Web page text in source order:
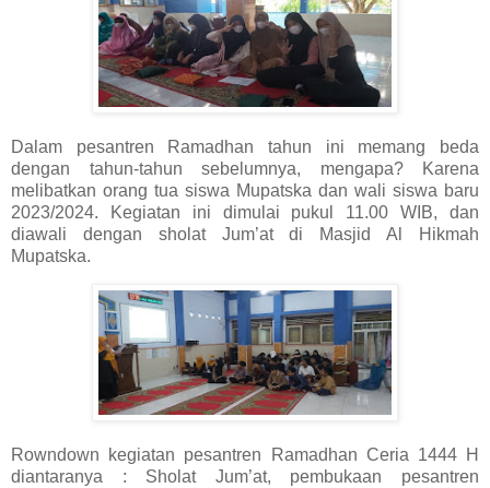
Dalam pesantren Ramadhan tahun ini memang beda
dengan tahun-tahun sebelumnya, mengapa? Karena
melibatkan orang tua siswa Mupatska dan wali siswa baru
2023/2024. Kegiatan ini dimulai pukul 11.00 WIB, dan
diawali dengan sholat Jum’at di Masjid Al Hikmah
Mupatska.
Rowndown kegiatan pesantren Ramadhan Ceria 1444 H
diantaranya : Sholat Jum’at, pembukaan pesantren